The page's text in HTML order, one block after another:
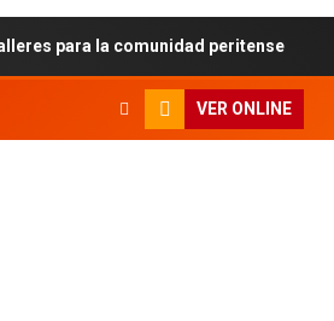
para la comunidad peritense
VER ONLINE